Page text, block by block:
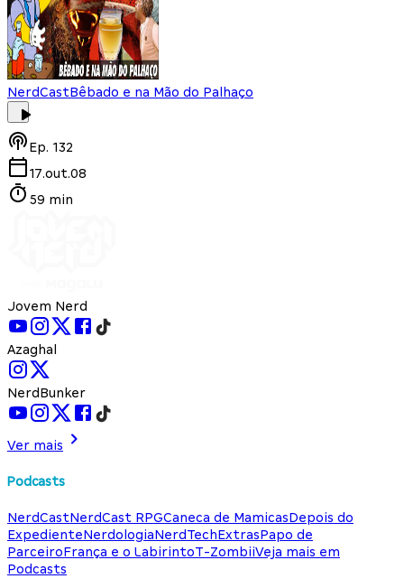
NerdCastBêbado e na Mão do Palhaço
Ep. 132
17.out.08
59 min
Jovem Nerd
Azaghal
NerdBunker
Ver mais
Podcasts
NerdCastNerdCast RPGCaneca de MamicasDepois do
ExpedienteNerdologiaNerdTechExtrasPapo de
ParceiroFrança e o LabirintoT-ZombiiVeja mais em
Podcasts